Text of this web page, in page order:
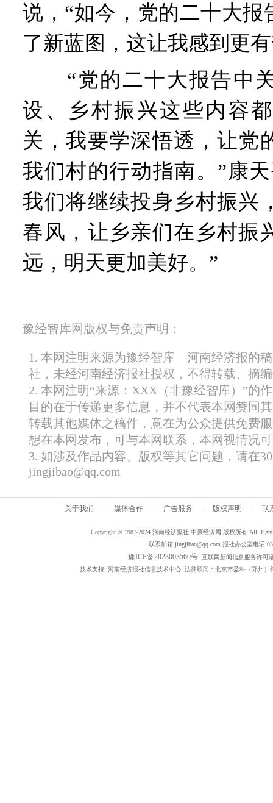
说，“如今，党的二十大报
了新蓝图，这让我感到更
“党的二十大报告中关
设、乡村振兴这些内容
关，我要学深悟透，让党
我们村的行动指南。”康
我们将继续投身乡村振兴
春风，让乡亲们在乡村振
远，明天更加美好。”
豫经智库网版权与免责声明：
1. 本网注明来源为豫经智库—河南经济报的
社，未经河南经济报社授权，不得转载、摘
2. 本网注明“来源：XXX（非豫经智库）”的
目的在于传递更多信息，并不代表本网赞同
转载其他媒体之稿件，意在为公众提供免费
想在本网发布，可与本网联系，本网视情况
3. 如涉及作品内容、版权等其它问题，请在
jingjibao@qq.com
关于我们 - 媒体合作 - 广告服务 - 版权声明 - 联
Copyright © 1987-2024 河南经济报社 中原经济网 版权所有 All
联系邮箱:jingjibao@qq.com 报社办公室电话
豫ICP备2023003560号互联网新闻信息服务许可
技术支持: 河南经济报社信息技术中心 法律顾问：北京市盈科（郑州